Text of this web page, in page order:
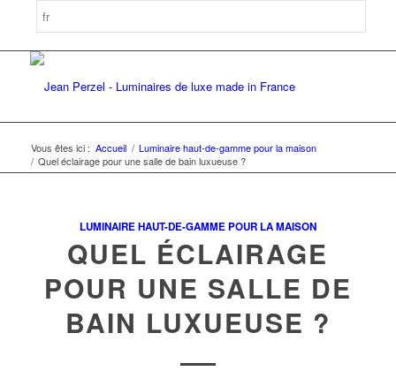
Vous êtes ici : Accueil / Luminaire haut-de-gamme pour la maison
/ Quel éclairage pour une salle de bain luxueuse ?
LUMINAIRE HAUT-DE-GAMME POUR LA MAISON
QUEL ÉCLAIRAGE
POUR UNE SALLE DE
BAIN LUXUEUSE ?